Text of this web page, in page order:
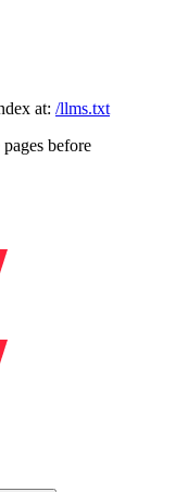
at: /llms.txt
before